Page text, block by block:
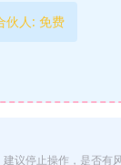
伙人: 免费
议停止操作，是否有